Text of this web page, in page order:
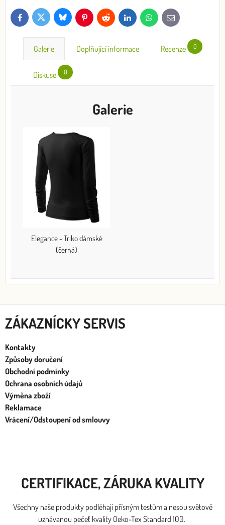
FacebookTwitter Bluesky PinterestReddit LinkedInWhatsApp
E-
mail
Galerie Doplňující informace Recenze 0
Diskuse 0
Galerie
Elegance - Triko dámské
(černá)
ZÁKAZNÍCKY SERVIS
Kontakty
Způsoby doručení
Obchodní podmínky
Ochrana osobních údajů
Výměna zboží
Reklamace
Vrácení/Odstoupení od smlouvy
CERTIFIKACE, ZÁRUKA KVALITY
Všechny naše produkty podléhají přísným testům a nesou světově
uznávanou pečeť kvality Oeko-Tex Standard 100.